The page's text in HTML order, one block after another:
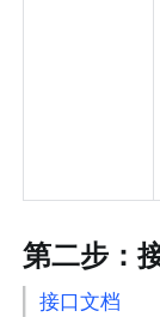
第二步：
接口文档